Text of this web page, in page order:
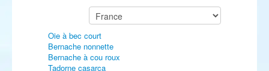
Oie à bec court
Bernache nonnette
Bernache à cou roux
Tadorne casarca